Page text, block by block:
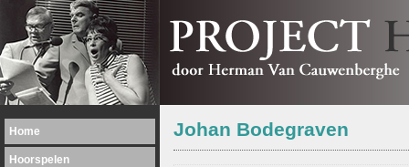
Johan Bodegraven
Home
Hoorspelen